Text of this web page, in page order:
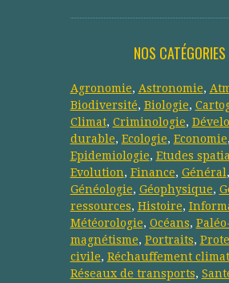
NOS CATÉGORIES
Agronomie, Astronomie,
Biodiversité, Biologie,
Climat, Criminologie,
durable, Ecologie, Economie,
Epidemiologie, Etudes
Evolution, Finance, Général,
Généologie, Géophysique,
ressources, Histoire,
Météorologie, Océans,
magnétisme, Portraits,
civile, Réchauffement
Réseaux de transports,